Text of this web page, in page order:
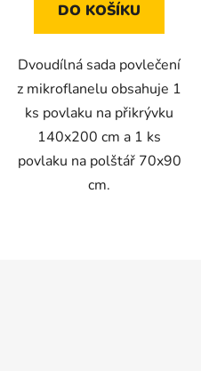
DO KOŠÍKU
Dvoudílná sada povlečení
z mikroflanelu obsahuje 1
ks povlaku na přikrývku
140x200 cm a 1 ks
povlaku na polštář 70x90
cm.